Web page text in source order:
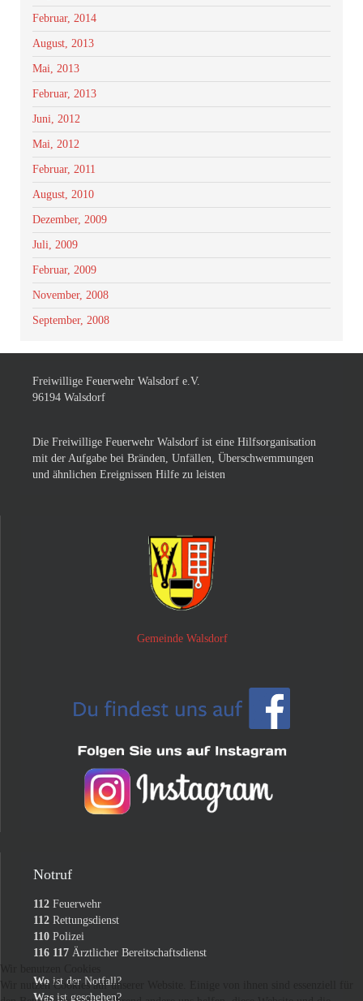
Februar, 2014
August, 2013
Mai, 2013
Februar, 2013
Juni, 2012
Mai, 2012
Februar, 2011
August, 2010
Dezember, 2009
Juli, 2009
Februar, 2009
November, 2008
September, 2008
Freiwillige Feuerwehr Walsdorf e.V.
96194 Walsdorf
Die Freiwillige Feuerwehr Walsdorf ist eine Hilfsorganisation
mit der Aufgabe bei Bränden, Unfällen, Überschwemmungen
und ähnlichen Ereignissen Hilfe zu leisten
Gemeinde Walsdorf
Notruf
112 Feuerwehr
112 Rettungsdienst
110 Polizei
116 117 Ärztlicher Bereitschaftsdienst
Wo ist der Notfall?
Was ist geschehen?
Wir nutzen Cookies auf unserer Website. Einige von ihnen sind essenziell für